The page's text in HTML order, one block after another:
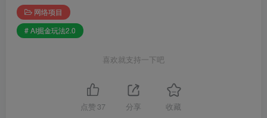
网络项目
# AI掘金玩法2.0
喜欢就支持一下吧
点赞 37 分享 收藏